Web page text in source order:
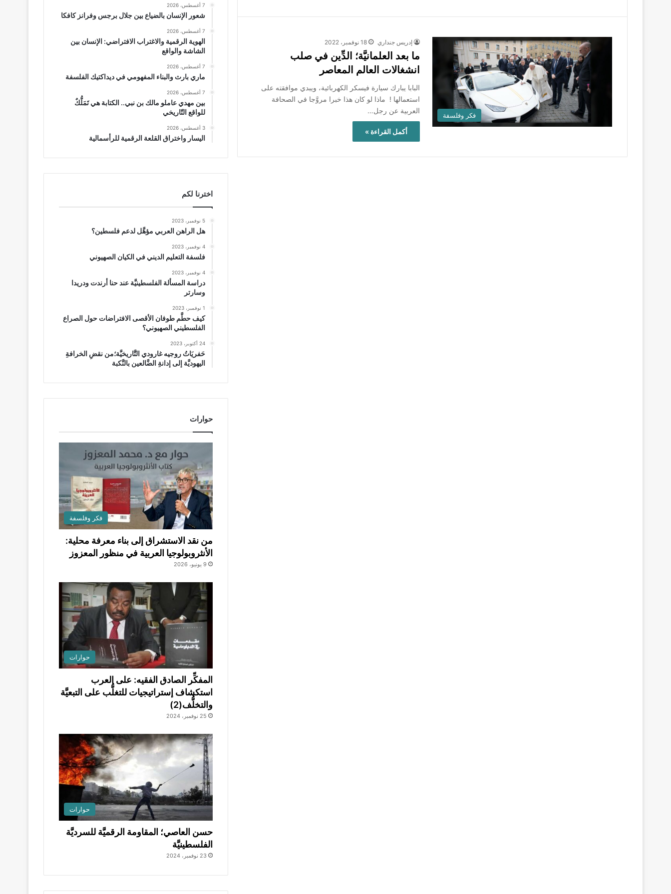
فكر وفلسفة
إدريس جنداري 18 نوفمبر، 2022
ما بعد العلمانيَّة؛ الدِّين في صلب
انشغالات العالم المعاصر
البابا يبارك سيارة فيسكر الكهربائية، ويبدي موافقته على
استعمالها ! ماذا لو كان هذا خبرا مروَّجا في الصحافة
العربية عن رجل…
أكمل القراءة »
7 أغسطس، 2026
شعور الإنسان بالضياع بين جلال برجس وفرانز كافكا
7 أغسطس، 2026
الهوية الرقمية والاغتراب الافتراضي: الإنسان بين
الشاشة والواقع
7 أغسطس، 2026
ماري بارث والبناء المفهومي في ديداكتيك الفلسفة
7 أغسطس، 2026
بين مهدي عاملو مالك بن نبي.. الكتابة هي تَمَلُّكٌ
للواقع التّاريخي
3 أغسطس، 2026
اليسار واختراق القلعة الرقمية للرأسمالية
اخترنا لكم
5 نوفمبر، 2023
هل الراهن العربي مؤهَّل لدعم فلسطين؟
4 نوفمبر، 2023
فلسفة التعليم الديني في الكيان الصهيوني
4 نوفمبر، 2023
دراسة المسألة الفلسطينيَّة عند حنا أرندت ودريدا
وسارتر
1 نوفمبر، 2023
كيف حطَّم طوفان الأقصى الافتراضات حول الصراع
الفلسطيني الصهيوني؟
24 أكتوبر، 2023
حَفريَاتُ روجيه غارودي التَّاريخيَّة؛من نقضِ الخرافةِ
اليهوديَّة إلى إدانةِ الضَّالعين بالنَّكبة
حوارات
فكر وفلسفة
من نقد الاستشراق إلى بناء معرفة محلية:
الأنثروبولوجيا العربية في منظور المعزوز
9 يونيو، 2026
حوارات
المفكِّر الصادق الفقيه: على العرب
استكشاف إستراتيجيات للتغلُّب على التبعيَّة
والتخلُّف(2)
25 نوفمبر، 2024
حوارات
حسن العاصي؛ المقاومة الرقميَّة للسرديَّة
الفلسطينيَّة
23 نوفمبر، 2024